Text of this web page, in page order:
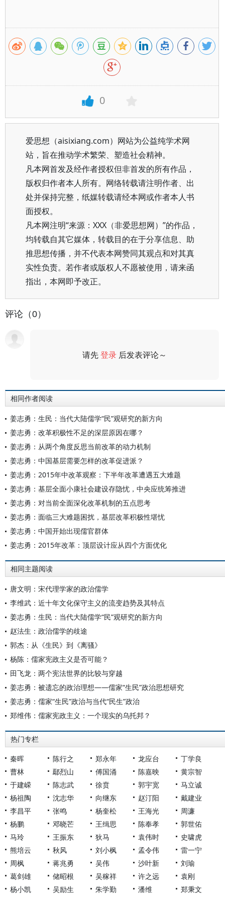
0
爱思想（aisixiang.com）网站为公益纯学术网
站，旨在推动学术繁荣、塑造社会精神。
凡本网首发及经作者授权但非首发的所有作品，
版权归作者本人所有。网络转载请注明作者、出
处并保持完整，纸媒转载请经本网或作者本人书
面授权。
凡本网注明“来源：XXX（非爱思想网）”的作品，
均转载自其它媒体，转载目的在于分享信息、助
推思想传播，并不代表本网赞同其观点和对其真
实性负责。若作者或版权人不愿被使用，请来函
指出，本网即予改正。
评论（0）
请先登录 后发表评论～
相同作者阅读
姜志勇：生民：当代大陆儒学“民”观研究的新方向
姜志勇：改革积极性不足的深层原因在哪？
姜志勇：从两个角度反思当前改革的动力机制
姜志勇：中国基层需要怎样的改革促进派？
姜志勇：2015年中改革观察：下半年改革遭遇五大难题
姜志勇：基层全面小康社会建设存隐忧，中央应统筹推进
姜志勇：对当前全面深化改革机制的五点思考
姜志勇：面临三大难题困扰，基层改革积极性堪忧
姜志勇：中国开始出现儒官群体
姜志勇：2015年改革：顶层设计应从四个方面优化
相同主题阅读
唐文明：宋代理学家的政治儒学
李维武：近十年文化保守主义的流变趋势及其特点
姜志勇：生民：当代大陆儒学“民”观研究的新方向
赵法生：政治儒学的歧途
郭杰：从《生民》到《离骚》
杨陈：儒家宪政主义是否可能？
田飞龙：两个宪法世界的比较与穿越
姜志勇：被遗忘的政治理想——儒家“生民”政治思想研究
姜志勇：儒家“生民”政治与当代“民生”政治
郑维伟：儒家宪政主义：一个现实的乌托邦？
热门专栏
秦晖 陈行之 郑永年 龙应台
丁学良
曹林
鄢烈山 傅国涌 陈嘉映
黄宗智
于建嵘
陈志武 徐贲 郭宇宽
马立诚
杨祖陶
沈志华 向继东 赵汀阳
戴建业
李昌平
张鸣 杨奎松 王海光
周濂
杨鹏
邓晓芒 王缉思 陈奉孝
郭世佑
马玲
王振东 狄马 袁伟时
史啸虎
熊培云
秋风 刘小枫 孟令伟
雷一宁
周枫
蒋兆勇 吴伟 沙叶新
刘瑜
葛剑雄
储昭根 吴稼祥 许之远
袁刚
杨小凯
吴励生 朱学勤 潘维 郑秉文